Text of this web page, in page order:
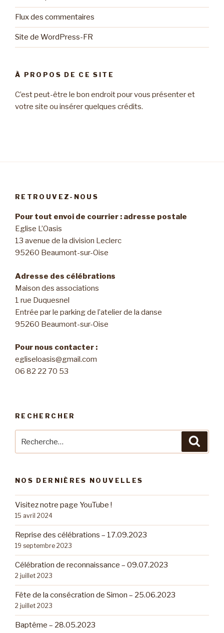
Flux des commentaires
Site de WordPress-FR
À PROPOS DE CE SITE
C’est peut-être le bon endroit pour vous présenter et
votre site ou insérer quelques crédits.
RETROUVEZ-NOUS
Pour tout envoi de courrier : adresse postale
Eglise L’Oasis
13 avenue de la division Leclerc
95260 Beaumont-sur-Oise
Adresse des célébrations
Maison des associations
1 rue Duquesnel
Entrée par le parking de l’atelier de la danse
95260 Beaumont-sur-Oise
Pour nous contacter :
egliseloasis@gmail.com
06 82 22 70 53
RECHERCHER
NOS DERNIÈRES NOUVELLES
Visitez notre page YouTube !
15 avril 2024
Reprise des célébrations – 17.09.2023
19 septembre 2023
Célébration de reconnaissance – 09.07.2023
2 juillet 2023
Fête de la consécration de Simon – 25.06.2023
2 juillet 2023
Baptême – 28.05.2023